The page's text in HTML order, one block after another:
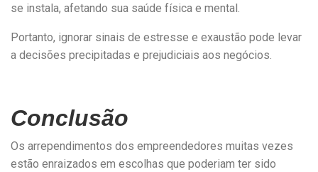
se instala, afetando sua saúde física e mental.
Portanto, ignorar sinais de estresse e exaustão pode levar
a decisões precipitadas e prejudiciais aos negócios.
Conclusão
Os arrependimentos dos empreendedores muitas vezes
estão enraizados em escolhas que poderiam ter sido